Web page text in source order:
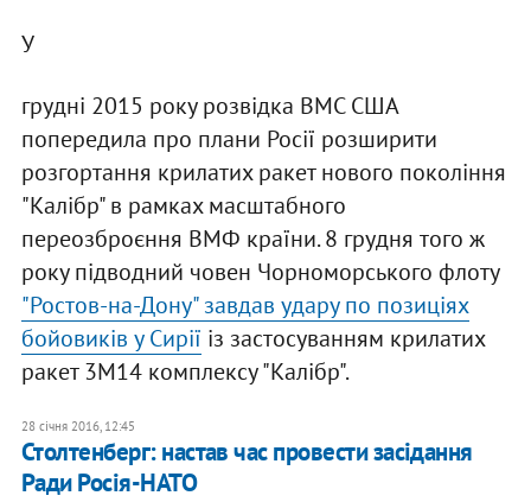
У
грудні 2015 року розвідка ВМС США
попередила про плани Росії розширити
розгортання крилатих ракет нового покоління
"Калібр" в рамках масштабного
переозброєння ВМФ країни. 8 грудня того ж
року підводний човен Чорноморського флоту
"Ростов-на-Дону" завдав удару по позиціях
бойовиків у Сирії із застосуванням крилатих
ракет 3М14 комплексу "Калібр".
28 січня 2016, 12:45
Столтенберг: настав час провести засідання
Ради Росія-НАТО